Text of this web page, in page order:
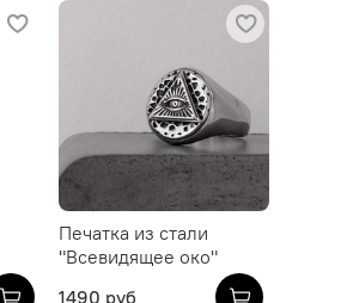
Печатка из стали
"Всевидящее око"
1490 руб